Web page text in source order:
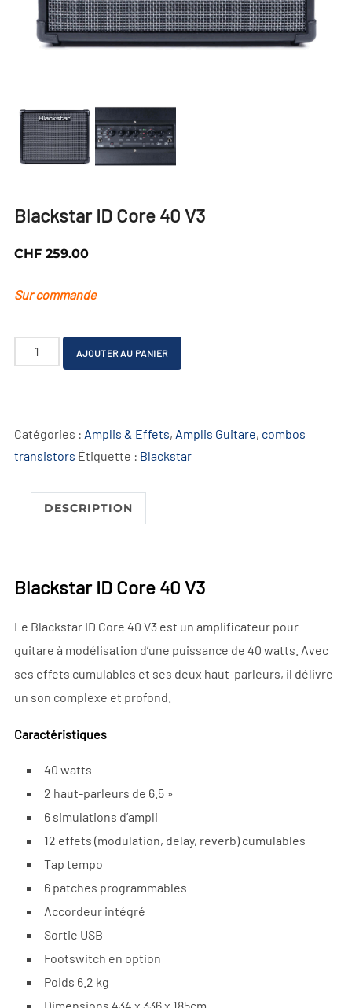
Blackstar ID Core 40 V3
CHF259.00
Sur commande
quantité
de
Core
40
AJOUTER AU PANIER
l
r
n
i
Catégories : Amplis & Effets, Amplis Guitare, combos
transistors Étiquette : Blackstar
DESCRIPTION
Blackstar ID Core 40 V3
Le Blackstar ID Core 40 V3 est un amplificateur pour
guitare à modélisation d’une puissance de 40 watts. Avec
ses effets cumulables et ses deux haut-parleurs, il délivre
un son complexe et profond.
Caractéristiques
40 watts
2 haut-parleurs de 6.5 »
6 simulations d’ampli
12 effets (modulation, delay, reverb) cumulables
Tap tempo
6 patches programmables
Accordeur intégré
Sortie USB
Footswitch en option
Poids 6.2 kg
Dimensions 434 x 336 x 185cm